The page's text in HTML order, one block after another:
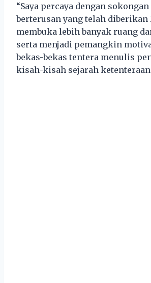
“Saya percaya dengan
berterusan yang telah diberikan
membuka lebih banyak ruang
serta menjadi pemangkin
bekas-bekas tentera menulis
kisah-kisah sejarah